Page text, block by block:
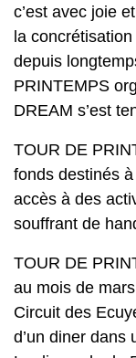
c’est avec joie
la
depuis
PRINTEMPS
DREAM s’est
TOUR DE
fonds destinés
accès à des
souffrant de
TOUR DE
au mois de
Circuit des
d’un diner dans